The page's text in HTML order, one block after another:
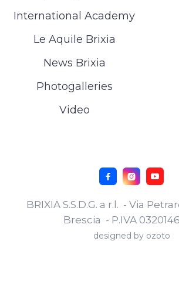
International Academy
Le Aquile Brixia
News Brixia
Photogalleries
Video
BRIXIA S.S.D.G. a r.l. - Via
Brescia - P.IVA
designed by ozoto
  